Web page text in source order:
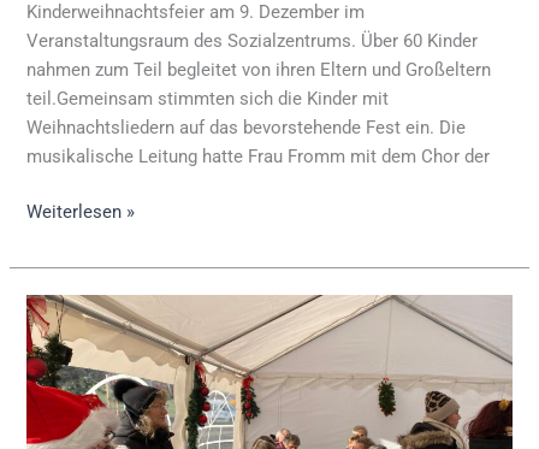
Kinderweihnachtsfeier am 9. Dezember im
Veranstaltungsraum des Sozialzentrums. Über 60 Kinder
nahmen zum Teil begleitet von ihren Eltern und Großeltern
teil.Gemeinsam stimmten sich die Kinder mit
Weihnachtsliedern auf das bevorstehende Fest ein. Die
musikalische Leitung hatte Frau Fromm mit dem Chor der
Weiterlesen »
Advent
im
Hof